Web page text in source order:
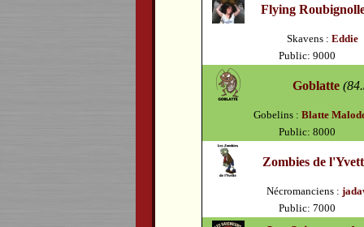
Flying
Skavens :Eddie
Public: 9000
Goblatte
Gobelins :Blatte
Public: 8000
Zombies de
Nécromanciens :
Public: 7000